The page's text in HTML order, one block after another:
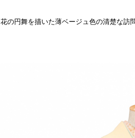
花の円舞を描いた薄ベージュ色の清楚な訪